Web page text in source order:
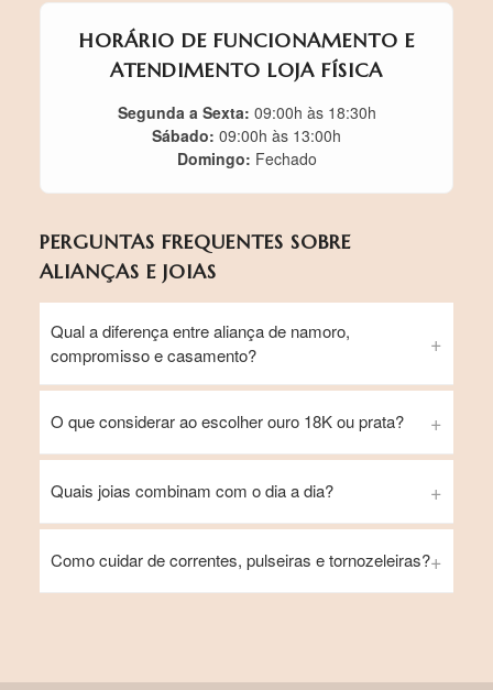
HORÁRIO DE FUNCIONAMENTO E
ATENDIMENTO LOJA FÍSICA
Segunda a Sexta: 09:00h às 18:30h
Sábado: 09:00h às 13:00h
Domingo: Fechado
PERGUNTAS FREQUENTES SOBRE
ALIANÇAS E JOIAS
Qual a diferença entre aliança de namoro,
compromisso e casamento?
O que considerar ao escolher ouro 18K ou prata?
Quais joias combinam com o dia a dia?
Como cuidar de correntes, pulseiras e tornozeleiras?